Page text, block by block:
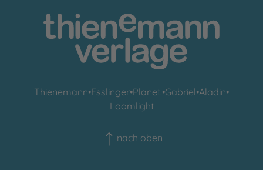
Thienemann•Esslinger•Planet!•Gabriel•Aladin•
Loomlight
nach oben